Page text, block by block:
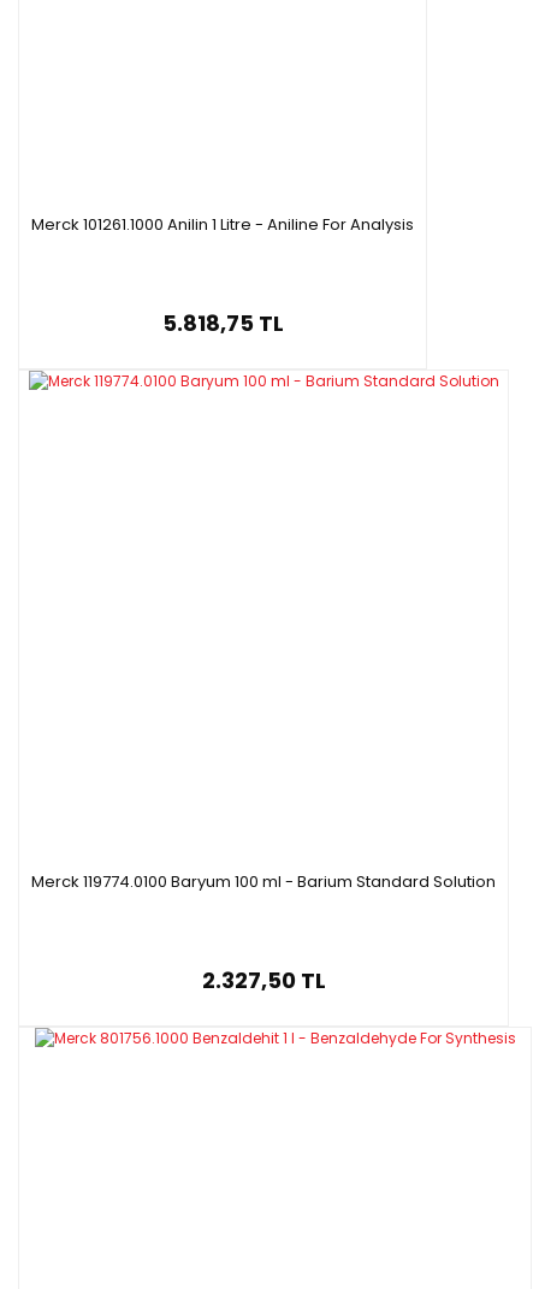
Merck 101261.1000 Anilin 1 Litre - Aniline For Analysis
5.818,75 TL
Merck 119774.0100 Baryum 100 ml - Barium Standard Solution
2.327,50 TL